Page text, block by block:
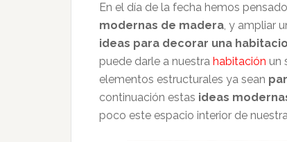
En el día de la fecha hemos
modernas de madera, y ampliar
ideas para decorar una
puede darle a nuestra habitación un
elementos estructurales ya sean
continuación estas ideas
poco este espacio interior de